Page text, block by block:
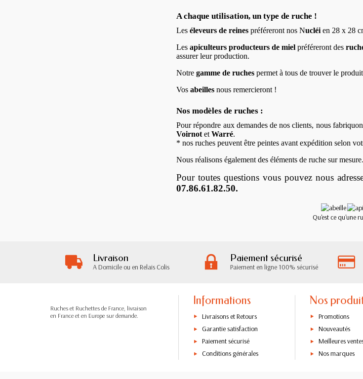
A chaque utilisation, un type de ruche !
Leséleveurs de reines préféreront nos Nucléi en 28 x 28
Lesapiculteurs producteurs de miel préféreront des
assurer leur production.
Notregamme de ruches permet à tous de trouver le
Vos abeilles nous remercieront !
Nos modèles de ruches :
Pour répondre aux demandes de nos clients, nous
Voirnot etWarré.
* nos ruches peuvent être peintes avant expédition selon
Nous réalisons également des éléments de ruche sur mesure.
Pour toutes questions vous pouvez nous
07.86.61.82.50.
Qu'est ce qu'une
Livraison
A Domicile ou en Relais Colis
Paiement sécurisé
Paiement en ligne 100% sécurisé
Ruches et Ruchettes de France, livraison
en France et en Europe sur demande.
Informations
Livraisons et Retours
Garantie satisfaction
Paiement sécurisé
Conditions générales
Nos
Promotions
Nouveautés
Meilleures
Nos marques